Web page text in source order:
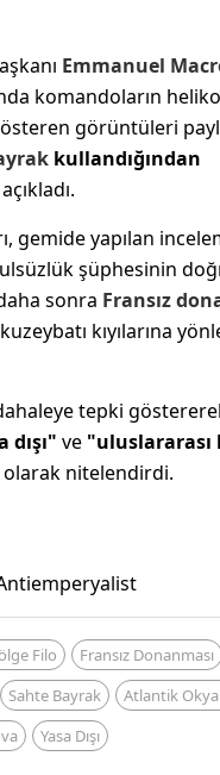
Emmanuel
komandoların
görüntüleri
kullandığından
açıkladı.
gemide yapılan
şüphesinin
sonra Fransız
kıyılarına
tepki
dışı" ve "uluslararası
olarak nitelendirdi.
Antiemperyalist
Filo
Fransız Donanması
Sahte Bayrak
Atlantik
Yasa Dışı